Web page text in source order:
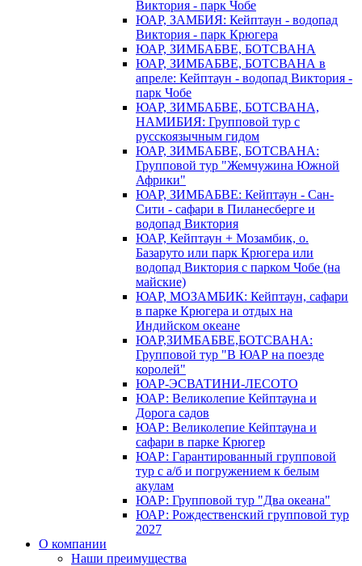
Виктория - парк Чобе
ЮАР, ЗАМБИЯ: Кейптаун - водопад
Виктория - парк Крюгера
ЮАР, ЗИМБАБВЕ, БОТСВАНА
ЮАР, ЗИМБАБВЕ, БОТСВАНА в
апреле: Кейптаун - водопад Виктория -
парк Чобе
ЮАР, ЗИМБАБВЕ, БОТСВАНА,
НАМИБИЯ: Групповой тур с
русскоязычным гидом
ЮАР, ЗИМБАБВЕ, БОТСВАНА:
Групповой тур "Жемчужина Южной
Африки"
ЮАР, ЗИМБАБВЕ: Кейптаун - Сан-
Сити - сафари в Пиланесберге и
водопад Виктория
ЮАР, Кейптаун + Мозамбик, о.
Базаруто или парк Крюгера или
водопад Виктория с парком Чобе (на
майские)
ЮАР, МОЗАМБИК: Кейптаун, сафари
в парке Крюгера и отдых на
Индийском океане
ЮАР,ЗИМБАБВЕ,БОТСВАНА:
Групповой тур "В ЮАР на поезде
королей"
ЮАР-ЭСВАТИНИ-ЛЕСОТО
ЮАР: Великолепие Кейптауна и
Дорога садов
ЮАР: Великолепие Кейптауна и
сафари в парке Крюгер
ЮАР: Гарантированный групповой
тур с а/б и погружением к белым
акулам
ЮАР: Групповой тур "Два океана"
ЮАР: Рождественский групповой тур
2027
О компании
Наши преимущества